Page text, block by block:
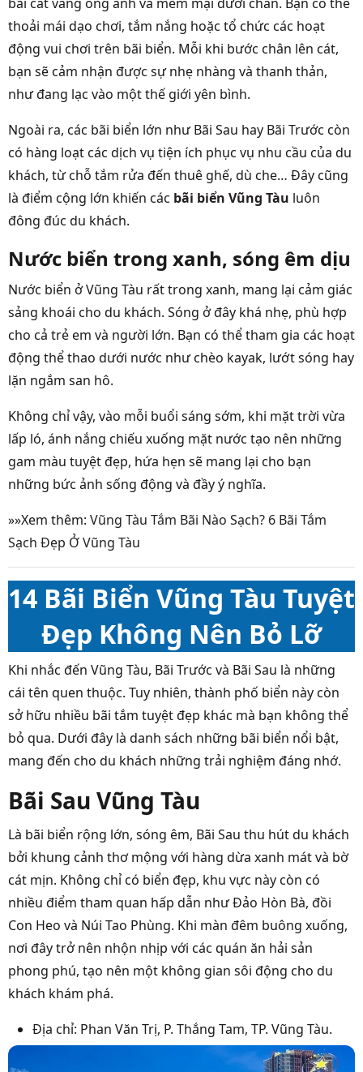
thoải mái dạo chơi, tắm nắng hoặc tổ chức các hoạt
động vui chơi trên bãi biển. Mỗi khi bước chân lên cát,
bạn sẽ cảm nhận được sự nhẹ nhàng và thanh thản,
như đang lạc vào một thế giới yên bình.
Ngoài ra, các bãi biển lớn như Bãi Sau hay Bãi Trước còn
có hàng loạt các dịch vụ tiện ích phục vụ nhu cầu của du
khách, từ chỗ tắm rửa đến thuê ghế, dù che… Đây cũng
là điểm cộng lớn khiến các bãi biển Vũng Tàu luôn
đông đúc du khách.
Nước biển trong xanh, sóng êm dịu
Nước biển ở Vũng Tàu rất trong xanh, mang lại cảm giác
sảng khoái cho du khách. Sóng ở đây khá nhẹ, phù hợp
cho cả trẻ em và người lớn. Bạn có thể tham gia các hoạt
động thể thao dưới nước như chèo kayak, lướt sóng hay
lặn ngắm san hô.
Không chỉ vậy, vào mỗi buổi sáng sớm, khi mặt trời vừa
lấp ló, ánh nắng chiếu xuống mặt nước tạo nên những
gam màu tuyệt đẹp, hứa hẹn sẽ mang lại cho bạn
những bức ảnh sống động và đầy ý nghĩa.
»»Xem thêm: Vũng Tàu Tắm Bãi Nào Sạch? 6 Bãi Tắm
Sạch Đẹp Ở Vũng Tàu
14 Bãi Biển Vũng Tàu Tuyệt
Đẹp Không Nên Bỏ Lỡ
Khi nhắc đến Vũng Tàu, Bãi Trước và Bãi Sau là những
cái tên quen thuộc. Tuy nhiên, thành phố biển này còn
sở hữu nhiều bãi tắm tuyệt đẹp khác mà bạn không thể
bỏ qua. Dưới đây là danh sách những bãi biển nổi bật,
mang đến cho du khách những trải nghiệm đáng nhớ.
Bãi Sau Vũng Tàu
Là bãi biển rộng lớn, sóng êm, Bãi Sau thu hút du khách
bởi khung cảnh thơ mộng với hàng dừa xanh mát và bờ
cát mịn. Không chỉ có biển đẹp, khu vực này còn có
nhiều điểm tham quan hấp dẫn như Đảo Hòn Bà, đồi
Con Heo và Núi Tao Phùng. Khi màn đêm buông xuống,
nơi đây trở nên nhộn nhịp với các quán ăn hải sản
phong phú, tạo nên một không gian sôi động cho du
khách khám phá.
Địa chỉ: Phan Văn Trị, P. Thắng Tam, TP. Vũng Tàu.